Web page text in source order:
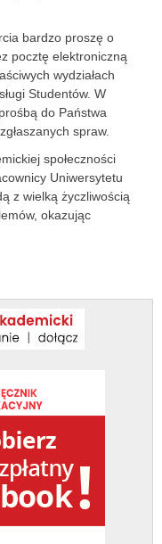
bardzo proszę o
pocztę elektroniczną
wydziałach
Studentów. W
do Państwa
spraw.
społeczności
Uniwersytetu
z wielką życzliwością
okazując